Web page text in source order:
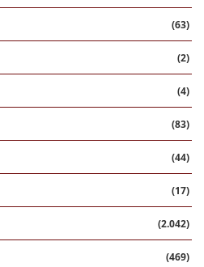
(63)
(2)
(4)
(83)
(44)
(17)
(2.042)
(469)